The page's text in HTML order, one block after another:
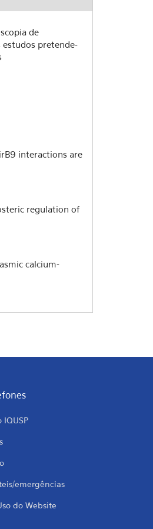
de
estudos pretende-
interactions are
regulation of
calcium-
IQUSP
emergências
do Website